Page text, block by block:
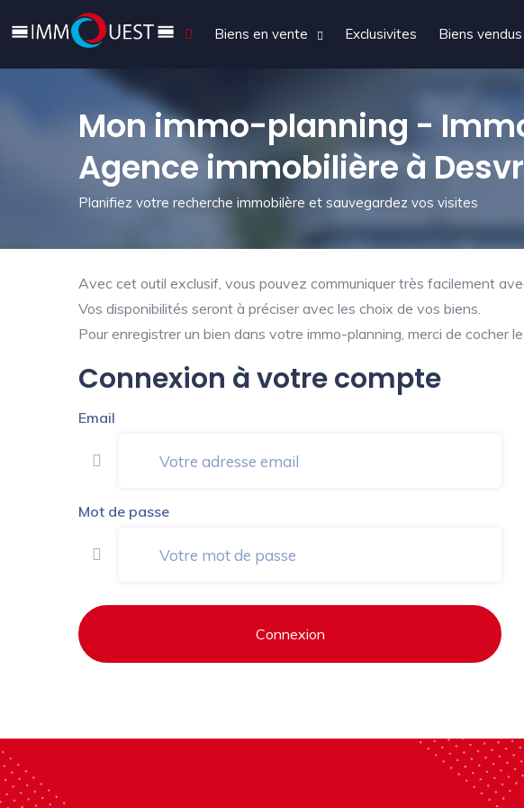
Biens en vente Exclusivites Biens vendus
Mon immo-planning -
Agence immobilière à
Planifiez votre recherche immobilère et sauvegardez vos visites
Avec cet outil exclusif, vous pouvez communiquer très facilement
Vos disponibilités seront à préciser avec les choix de vos biens.
Pour enregistrer un bien dans votre immo-planning, merci de cocher
Connexion à votre compte
Email
Mot de passe
Connexion